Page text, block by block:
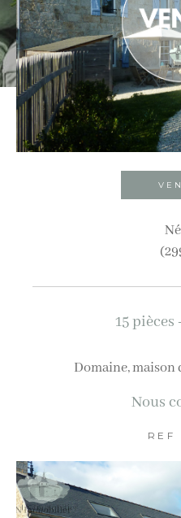
15 pièces
Domaine, maison
Nous
REF
Ville
Budget
Budget
Surface
AFFINER